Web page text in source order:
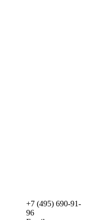
+7 (495) 690-91-
96